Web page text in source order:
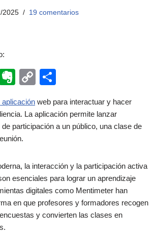
2025 19 comentarios
F
E
er
n
ot
C
p
y
k
m
p
tir
aplicación web para interactuar y hacer
La aplicación permite lanzar
participación a un público, una clase de
la interacción y la participación activa
esenciales para lograr un aprendizaje
digitales como Mentimeter han
en que profesores y formadores recogen
y convierten las clases en